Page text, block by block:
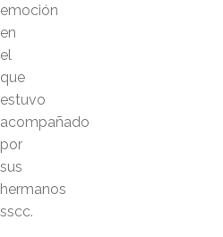
emoción
en
el
que
estuvo
acompañado
por
sus
hermanos
sscc.